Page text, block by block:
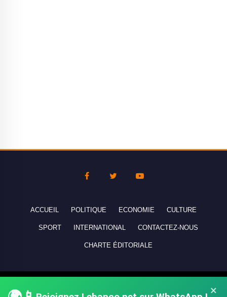
×
ACCUEIL POLITIQUE ECONOMIE CULTURE
SPORT INTERNATIONAL CONTACTEZ-NOUS
CHARTE ÉDITORIALE
réservés - All rights reserved.